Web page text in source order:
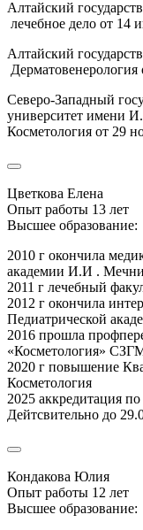
Алтайский
лечебное дело от 14
Алтайский
Дерматовенерология
Северо-Западный
университет имени
Косметология от 29
Цветкова Елена
Опыт работы 13 лет
Высшее образование:
2010 г окончила
академии И.И .
2011 г лечебный
2012 г окончила
Педиатрической
2016 прошла
«Косметология»
2020 г повышение
Косметология
2025 аккредитация
Дейтсвительно до
Кондакова Юлия
Опыт работы 12 лет
Высшее образование: